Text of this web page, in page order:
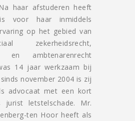
haar afstuderen heeft
voor haar inmiddels
op het gebied van
zekerheidsrecht,
en ambtenarenrecht
14 jaar werkzaam bij
november 2004 is zij
advocaat met een kort
jurist letstelschade. Mr.
ten Hoor heeft als